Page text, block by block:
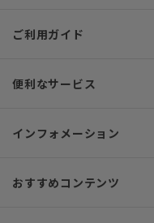
ご利用ガイド
便利なサービス
インフォメーション
おすすめコンテンツ